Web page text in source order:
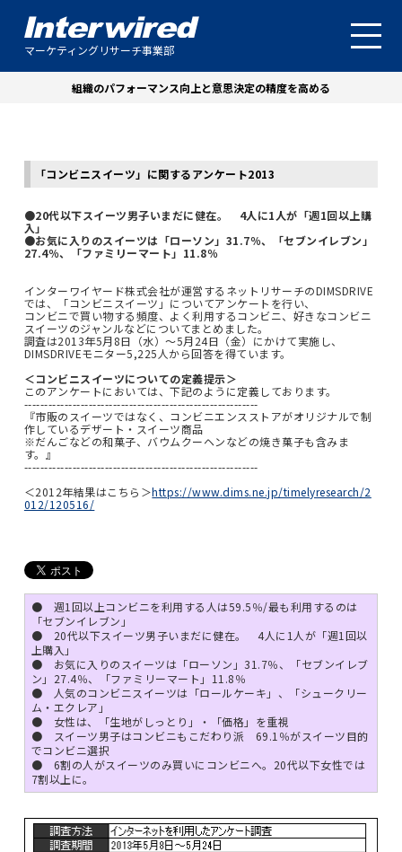
マーケティングリサーチ事業部
組織のパフォーマンス向上と意思決定の精度を高める
「コンビニスイーツ」に関するアンケート2013
●20代以下スイーツ男子いまだに健在。 4人に1人が「週1回以上購
入」
●お気に入りのスイーツは「ローソン」31.7％、「セブンイレブン」
27.4％、「ファミリーマート」11.8％
インターワイヤード株式会社が運営するネットリサーチのDIMSDRIVE
では、「コンビニスイーツ」についてアンケートを行い、
コンビニで買い物する頻度、よく利用するコンビニ、好きなコンビニ
スイーツのジャンルなどについてまとめました。
調査は2013年5月8日（水）～5月24日（金）にかけて実施し、
DIMSDRIVEモニター5,225人から回答を得ています。
＜コンビニスイーツについての定義提示＞
このアンケートにおいては、下記のように定義しております。
----------------------------------------------------------
『市販のスイーツではなく、コンビニエンスストアがオリジナルで制
作しているデザート・スイーツ商品
※だんごなどの和菓子、バウムクーヘンなどの焼き菓子も含みま
す。』
----------------------------------------------------------
＜2012年結果はこちら＞https://www.dims.ne.jp/timelyresearch/2
012/120516/
● 週1回以上コンビニを利用する人は59.5％/最も利用するのは
「セブンイレブン」
● 20代以下スイーツ男子いまだに健在。 4人に1人が「週1回以
上購入」
● お気に入りのスイーツは「ローソン」31.7％、「セブンイレブ
ン」27.4％、「ファミリーマート」11.8％
● 人気のコンビニスイーツは「ロールケーキ」、「シュークリー
ム・エクレア」
● 女性は、「生地がしっとり」・「価格」を重視
● スイーツ男子はコンビニもこだわり派 69.1％がスイーツ目的
でコンビニ選択
● 6割の人がスイーツのみ買いにコンビニへ。20代以下女性では
7割以上に。